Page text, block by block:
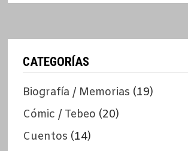
CATEGORÍAS
Biografía / Memorias (19)
Cómic / Tebeo (20)
Cuentos (14)